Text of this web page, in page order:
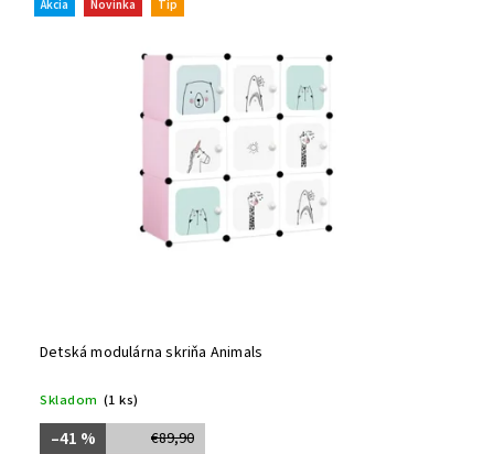
Akcia Novinka Tip
Detská modulárna skriňa Animals
Skladom (1 ks)
€89,90
–41 %